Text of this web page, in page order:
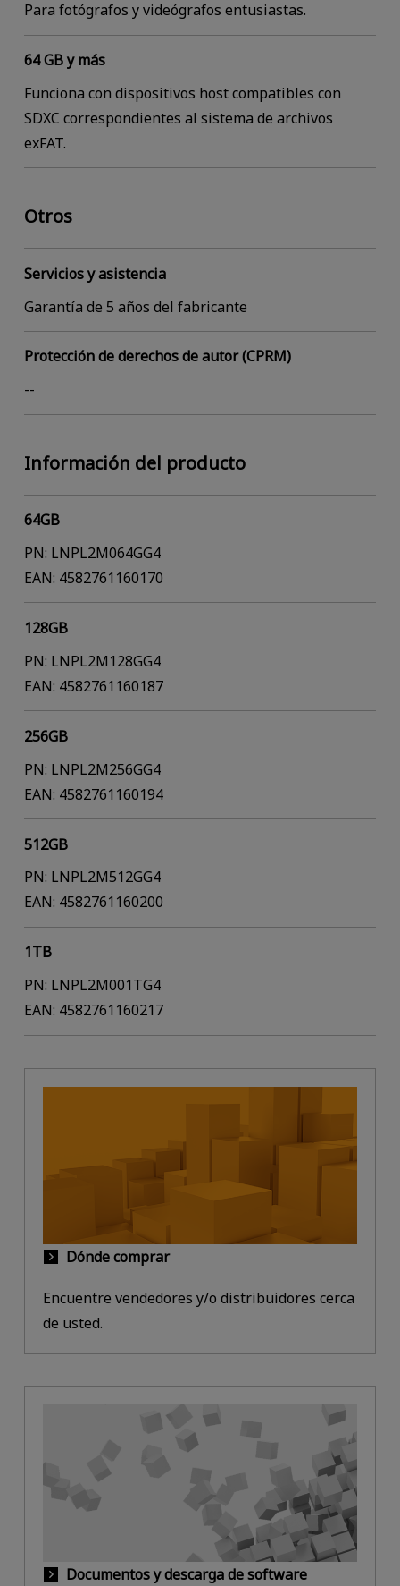
Para fotógrafos y videógrafos entusiastas.
64 GB y más
Funciona con dispositivos host compatibles con
SDXC correspondientes al sistema de archivos
exFAT.
Otros
Servicios y asistencia
Garantía de 5 años del fabricante
Protección de derechos de autor (CPRM)
--
Información del producto
64GB
PN: LNPL2M064GG4
EAN: 4582761160170
128GB
PN: LNPL2M128GG4
EAN: 4582761160187
256GB
PN: LNPL2M256GG4
EAN: 4582761160194
512GB
PN: LNPL2M512GG4
EAN: 4582761160200
1TB
PN: LNPL2M001TG4
EAN: 4582761160217
Dónde comprar
Encuentre vendedores y/o distribuidores cerca
de usted.
Documentos y descarga de software